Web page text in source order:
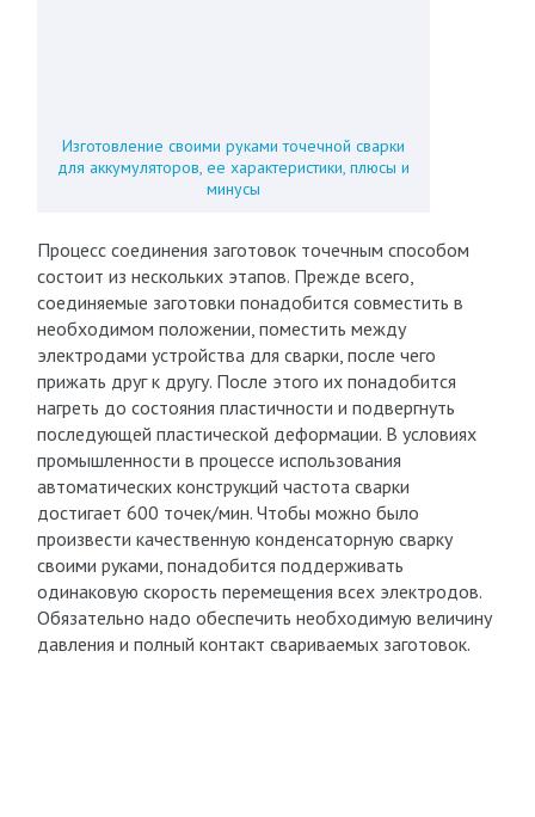
Изготовление своими руками точечной сварки
для аккумуляторов, ее характеристики, плюсы и
минусы
Процесс соединения заготовок точечным способом
состоит из нескольких этапов. Прежде всего,
соединяемые заготовки понадобится совместить в
необходимом положении, поместить между
электродами устройства для сварки, после чего
прижать друг к другу. После этого их понадобится
нагреть до состояния пластичности и подвергнуть
последующей пластической деформации. В условиях
промышленности в процессе использования
автоматических конструкций частота сварки
достигает 600 точек/мин. Чтобы можно было
произвести качественную конденсаторную сварку
своими руками, понадобится поддерживать
одинаковую скорость перемещения всех электродов.
Обязательно надо обеспечить необходимую величину
давления и полный контакт свариваемых заготовок.